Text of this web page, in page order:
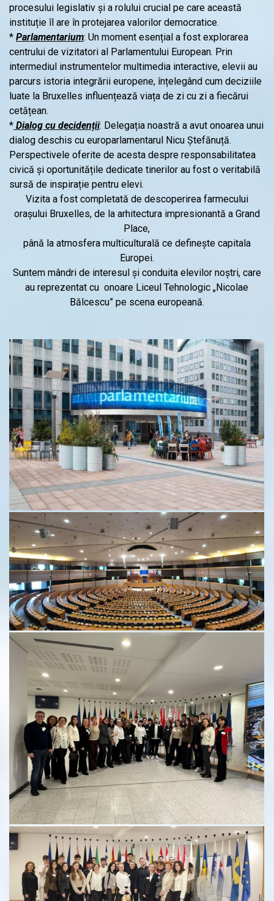
procesului legislativ și a rolului crucial pe care această
instituție îl are în protejarea valorilor democratice.
* Parlamentarium: Un moment esențial a fost explorarea
centrului de vizitatori al Parlamentului European. Prin
intermediul instrumentelor multimedia interactive, elevii au
parcurs istoria integrării europene, înțelegând cum deciziile
luate la Bruxelles influențează viața de zi cu zi a fiecărui
cetățean.
* Dialog cu decidenții: Delegația noastră a avut onoarea unui
dialog deschis cu europarlamentarul Nicu Ștefănuță.
Perspectivele oferite de acesta despre responsabilitatea
civică și oportunitățile dedicate tinerilor au fost o veritabilă
sursă de inspirație pentru elevi.
Vizita a fost completată de descoperirea farmecului
orașului Bruxelles, de la arhitectura impresionantă a Grand
Place,
până la atmosfera multiculturală ce definește capitala
Europei.
Suntem mândri de interesul și conduita elevilor noștri, care
au reprezentat cu onoare Liceul Tehnologic „Nicolae
Bălcescu” pe scena europeană.